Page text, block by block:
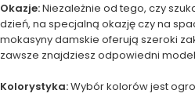
Okazje:Niezależnie od tego, czy
dzień, na specjalną okazję czy na
mokasyny damskie oferują szeroki
zawsze znajdziesz odpowiedni
Kolorystyka:Wybór kolorów jest